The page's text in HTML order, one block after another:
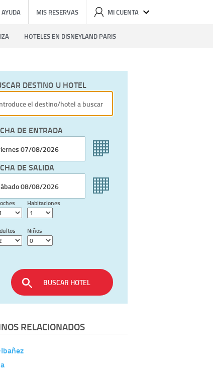
AYUDA MIS RESERVAS MI CUENTA
HOTELES EN DISNEYLAND PARIS
DESTINO U HOTEL
DE ENTRADA
DE SALIDA
Habitaciones
Niños
BUSCAR HOTEL
RELACIONADOS